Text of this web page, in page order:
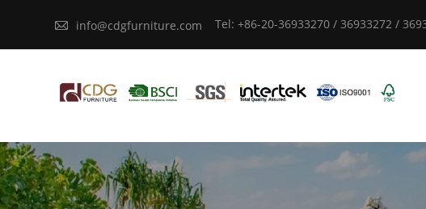
 info@cdgfurniture.com Tel: +86-20-36933270 / 36933272 /